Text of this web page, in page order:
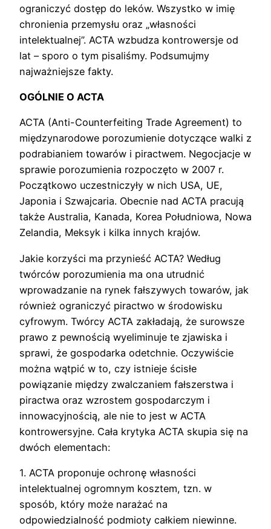
ograniczyć dostęp do leków. Wszystko w imię
chronienia przemysłu oraz „własności
intelektualnej”. ACTA wzbudza kontrowersje od
lat – sporo o tym pisaliśmy. Podsumujmy
najważniejsze fakty.
OGÓLNIE O ACTA
ACTA (Anti-Counterfeiting Trade Agreement) to
międzynarodowe porozumienie dotyczące walki z
podrabianiem towarów i piractwem. Negocjacje w
sprawie porozumienia rozpoczęto w 2007 r.
Początkowo uczestniczyły w nich USA, UE,
Japonia i Szwajcaria. Obecnie nad ACTA pracują
także Australia, Kanada, Korea Południowa, Nowa
Zelandia, Meksyk i kilka innych krajów.
Jakie korzyści ma przynieść ACTA? Według
twórców porozumienia ma ona utrudnić
wprowadzanie na rynek fałszywych towarów, jak
również ograniczyć piractwo w środowisku
cyfrowym. Twórcy ACTA zakładają, że surowsze
prawo z pewnością wyeliminuje te zjawiska i
sprawi, że gospodarka odetchnie. Oczywiście
można wątpić w to, czy istnieje ścisłe
powiązanie między zwalczaniem fałszerstwa i
piractwa oraz wzrostem gospodarczym i
innowacyjnością, ale nie to jest w ACTA
kontrowersyjne. Cała krytyka ACTA skupia się na
dwóch elementach:
1. ACTA proponuje ochronę własności
intelektualnej ogromnym kosztem, tzn. w
sposób, który może narażać na
odpowiedzialność podmioty całkiem niewinne.